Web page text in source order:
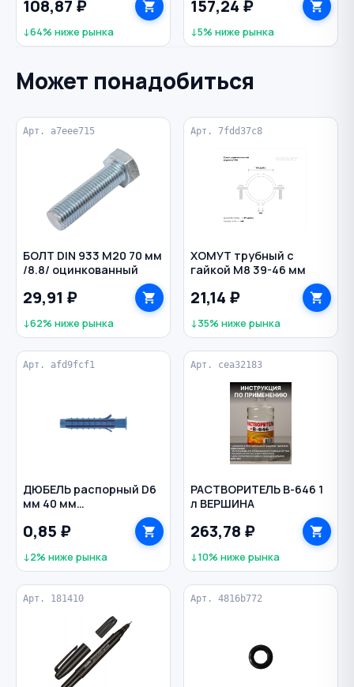
корпус
108,87 ₽
↓64% ниже рынка
157,24 ₽
↓5% ниже рынка
Может понадобиться
Арт. a7eee715
БОЛТ DIN 933 M20 70 мм
/8.8/ оцинкованный
29,91 ₽
↓62% ниже рынка
Арт. 7fdd37c8
ХОМУТ трубный с
гайкой М8 39-46 мм
21,14 ₽
↓35% ниже рынка
Арт. afd9fcf1
ДЮБЕЛЬ распорный D6
мм 40 мм
полипропилен Чапай
цв. синий
0,85 ₽
↓2% ниже рынка
Арт. cea32183
РАСТВОРИТЕЛЬ В-646 1
л ВЕРШИНА
263,78 ₽
↓10% ниже рынка
Арт. 181410 Арт. 4816b772